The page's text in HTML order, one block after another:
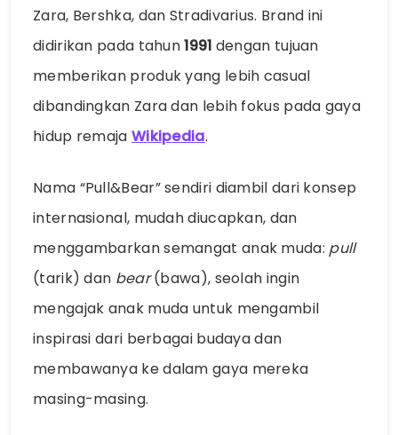
Zara, Bershka, dan Stradivarius. Brand ini
didirikan pada tahun1991 dengan tujuan
memberikan produk yang lebih casual
dibandingkan Zara dan lebih fokus pada gaya
hidup remaja Wikipedia.
Nama “Pull&Bear” sendiri diambil dari konsep
internasional, mudah diucapkan, dan
menggambarkan semangat anak muda: pull
(tarik) dan bear(bawa), seolah ingin
mengajak anak muda untuk mengambil
inspirasi dari berbagai budaya dan
membawanya ke dalam gaya mereka
masing-masing.